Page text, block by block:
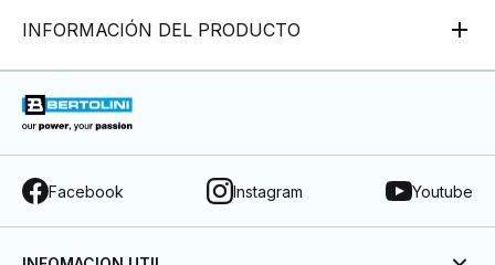
INFORMACIÓN DEL PRODUCTO
Facebook Instagram Youtube